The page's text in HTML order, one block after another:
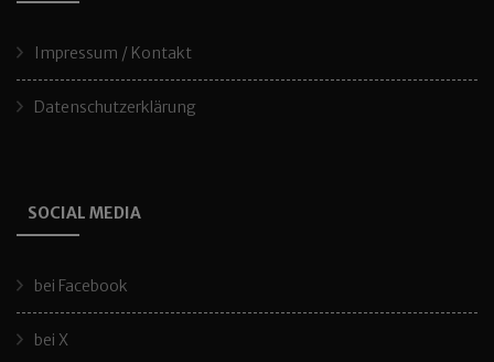
Impressum / Kontakt
Datenschutzerklärung
SOCIAL MEDIA
bei Facebook
bei X